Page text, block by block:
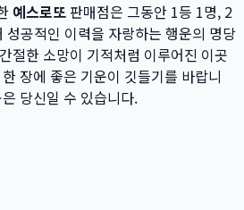
예스로또 판매점은 그동안 1등 1명, 2
성공적인 이력을 자랑하는 행운의 명당
절한 소망이 기적처럼 이루어진 이곳
장에 좋은 기운이 깃들기를 바랍니
당신일 수 있습니다.